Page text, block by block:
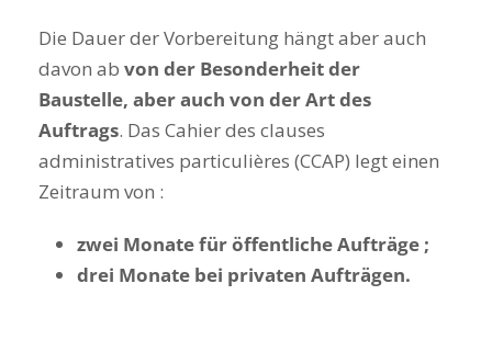
Die Dauer der Vorbereitung hängt aber auch
davon ab von der Besonderheit der
Baustelle, aber auch von der Art des
Auftrags. Das Cahier des clauses
administratives particulières (CCAP) legt einen
Zeitraum von :
zwei Monate für öffentliche Aufträge ;
drei Monate bei privaten Aufträgen.